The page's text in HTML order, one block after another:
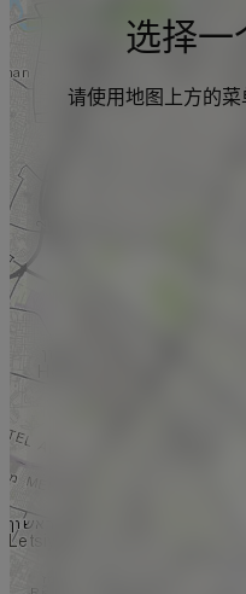
选择一
请使用地图上方的菜